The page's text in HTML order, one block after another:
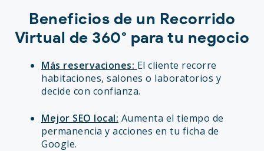
Beneficios de un Recorrido
Virtual de 360° para tu negocio
Más reservaciones: El cliente recorre
habitaciones, salones o laboratorios y
decide con confianza.
Mejor SEO local: Aumenta el tiempo de
permanencia y acciones en tu ficha de
Google.